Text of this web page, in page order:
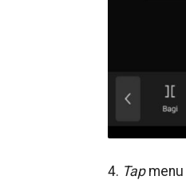
4. Tapmenu